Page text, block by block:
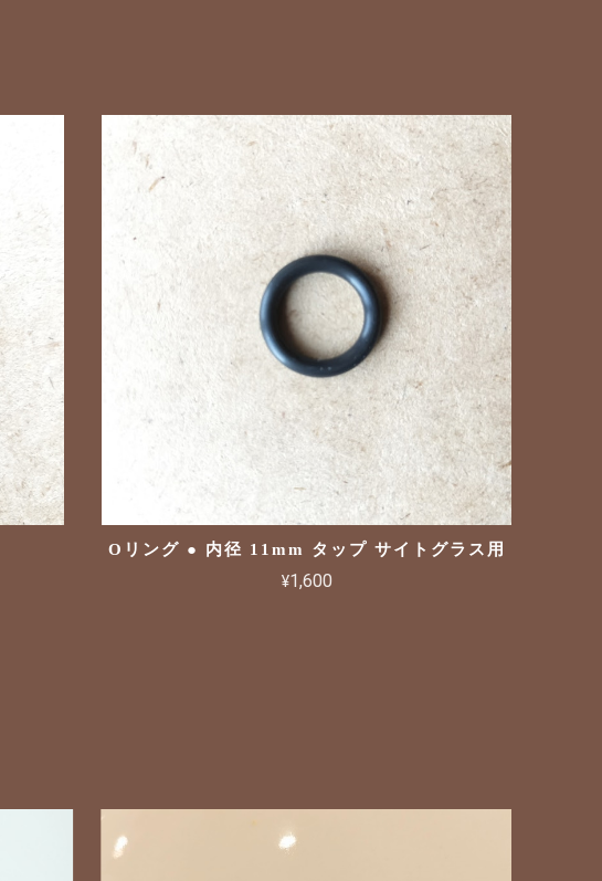
Oリング ● 内径 11mm タップ サイトグラス用
¥1,600